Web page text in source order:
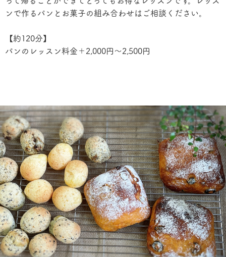
ンで作るパンとお菓子の組み合わせはご相談ください。
【約120分】
パンのレッスン料金＋2,000円〜2,500円